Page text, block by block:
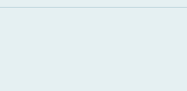
Belasting